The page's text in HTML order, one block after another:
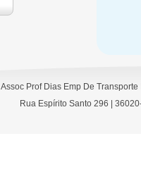
Assoc Prof Dias Emp De
Rua Espírito Santo 296 |